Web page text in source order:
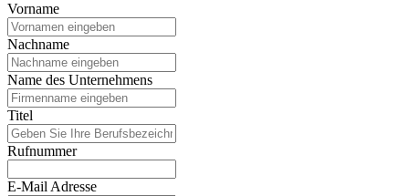
Vorname
Nachname
Name des Unternehmens
Titel
Rufnummer
E-Mail Adresse